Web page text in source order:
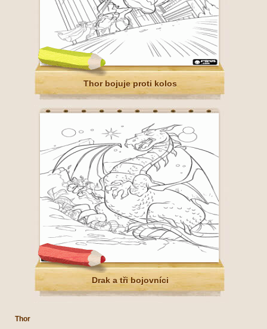
Thor bojuje proti kolos
Drak a tři bojovníci
Thor